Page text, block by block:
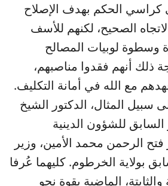
كراسي الحكم بهدف الإصلاح
الصحيح، لكنهم للأسف
وسطوة لوبيات المصالح
ذلك أنهم فقدوا مناصبهم،
مع الله في أمانة التكليف.
سبيل المثال، الدكتور الشيخ
للشؤون الدينية
فتح الرحمن محمد الأمين، وزير
بولاية الخرطوم. كليهما عُرفا
الماضية بقوة نحو